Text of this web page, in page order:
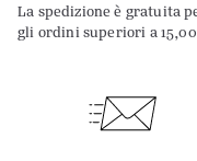
La spedizione è gratuita
gli ordini superiori a